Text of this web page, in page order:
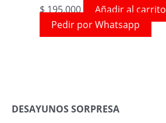
$195.000
Añadir al carrito
Pedir por Whatsapp
DESAYUNOS SORPRESA